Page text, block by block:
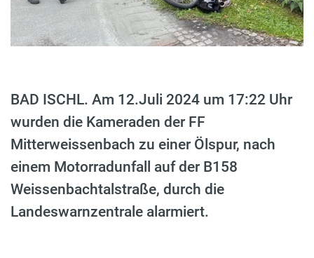
BAD ISCHL. Am 12.Juli 2024 um 17:22 Uhr
wurden die Kameraden der FF
Mitterweissenbach zu einer Ölspur, nach
einem Motorradunfall auf der B158
Weissenbachtalstraße, durch die
Landeswarnzentrale alarmiert.